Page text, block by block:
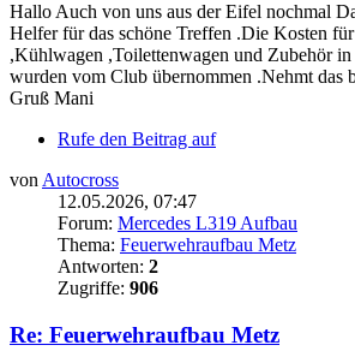
Hallo Auch von uns aus der Eifel nochmal
Helfer für das schöne Treffen .Die Kosten
,Kühlwagen ,Toilettenwagen und Zubehör
wurden vom Club übernommen .Nehmt das
Gruß Mani
Rufe den Beitrag auf
von Autocross
12.05.2026, 07:47
Forum: Mercedes L319 Aufbau
Thema: Feuerwehraufbau Metz
Antworten: 2
Zugriffe: 906
Re: Feuerwehraufbau Metz